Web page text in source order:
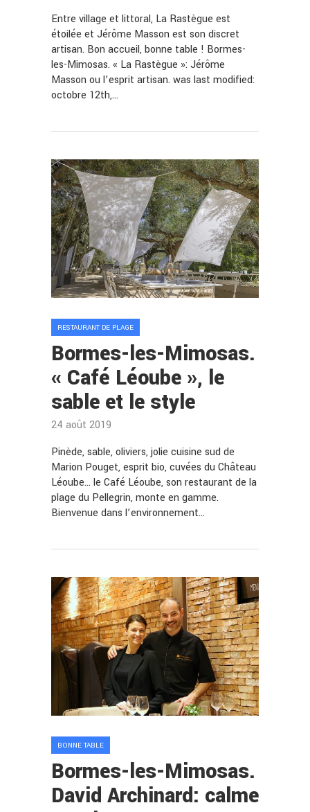
Entre village et littoral, La Rastègue est
étoilée et Jérôme Masson est son discret
artisan. Bon accueil, bonne table ! Bormes-
les-Mimosas. « La Rastègue »: Jérôme
Masson ou l’esprit artisan. was last modified:
octobre 12th,…
RESTAURANT DE PLAGE
Bormes-les-Mimosas.
« Café Léoube », le
sable et le style
24 août 2019
Pinède, sable, oliviers, jolie cuisine sud de
Marion Pouget, esprit bio, cuvées du Château
Léoube… le Café Léoube, son restaurant de la
plage du Pellegrin, monte en gamme.
Bienvenue dans l’environnement…
BONNE TABLE
Bormes-les-Mimosas.
David Archinard: calme